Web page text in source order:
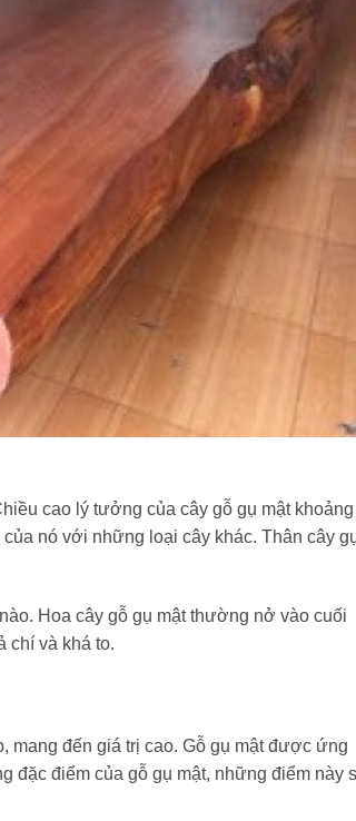
cao lý tưởng của cây gỗ gụ mật khoảng
nó với những loại cây khác. Thân cây
Hoa cây gỗ gụ mật thường nở vào cuối
chí và khá to.
mang đến giá trị cao. Gỗ gụ mật được ứng
đặc điểm của gỗ gụ mật, những điểm này